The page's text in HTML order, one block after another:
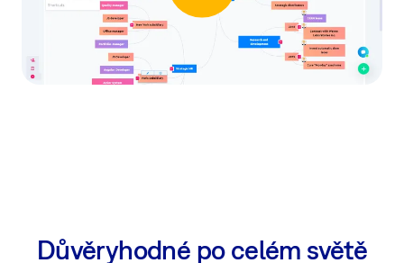
Důvěryhodné po celém světě